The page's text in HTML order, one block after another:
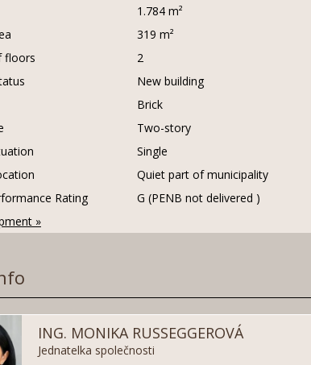
1.784 m²
319 m²
floors
2
New building
Brick
Two-story
Single
Quiet part of municipality
Rating
G (PENB not delivered )
»
ING. MONIKA RUSSEGGEROVÁ
Jednatelka společnosti